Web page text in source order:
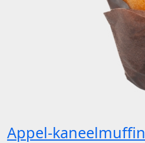
Appel-kaneelmuffin